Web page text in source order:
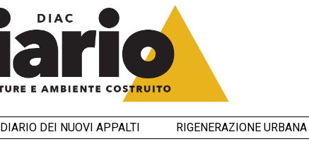
DIARIO DEI NUOVI APPALTI RIGENERAZIONE URBANA